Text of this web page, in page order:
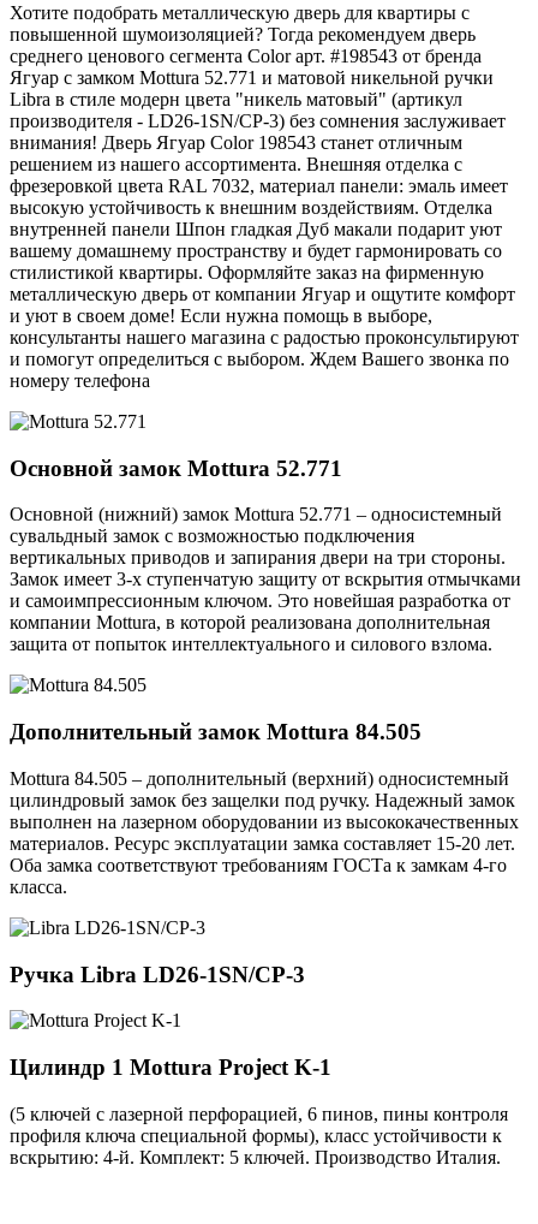
Хотите подобрать металлическую дверь для квартиры с
повышенной шумоизоляцией? Тогда рекомендуем дверь
среднего ценового сегмента Color арт. #198543 от бренда
Ягуар с замком Mottura 52.771 и матовой никельной ручки
Libra в стиле модерн цвета "никель матовый" (артикул
производителя - LD26-1SN/CP-3) без сомнения заслуживает
внимания! Дверь Ягуар Color 198543 станет отличным
решением из нашего ассортимента. Внешняя отделка с
фрезеровкой цвета RAL 7032, материал панели: эмаль имеет
высокую устойчивость к внешним воздействиям. Отделка
внутренней панели Шпон гладкая Дуб макали подарит уют
вашему домашнему пространству и будет гармонировать со
стилистикой квартиры. Оформляйте заказ на фирменную
металлическую дверь от компании Ягуар и ощутите комфорт
и уют в своем доме! Если нужна помощь в выборе,
консультанты нашего магазина с радостью проконсультируют
и помогут определиться с выбором. Ждем Вашего звонка по
номеру телефона
Основной замок Mottura 52.771
Основной (нижний) замок Mottura 52.771 – односистемный
сувальдный замок с возможностью подключения
вертикальных приводов и запирания двери на три стороны.
Замок имеет 3-х ступенчатую защиту от вскрытия отмычками
и самоимпрессионным ключом. Это новейшая разработка от
компании Mottura, в которой реализована дополнительная
защита от попыток интеллектуального и силового взлома.
Дополнительный замок Mottura 84.505
Mottura 84.505 – дополнительный (верхний) односистемный
цилиндровый замок без защелки под ручку. Надежный замок
выполнен на лазерном оборудовании из высококачественных
материалов. Ресурс эксплуатации замка составляет 15-20 лет.
Оба замка соответствуют требованиям ГОСТа к замкам 4-го
класса.
Ручка Libra LD26-1SN/CP-3
Цилиндр 1 Mottura Project K-1
(5 ключей с лазерной перфорацией, 6 пинов, пины контроля
профиля ключа специальной формы), класс устойчивости к
вскрытию: 4-й. Комплект: 5 ключей. Производство Италия.